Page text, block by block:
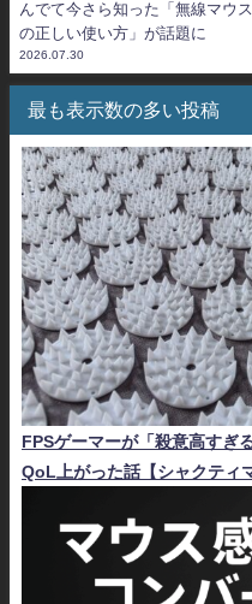
んでて今さら知った「無線マウス
の正しい使い方」が話題に
2026.07.30
最も表示数の多い投稿
FPSゲーマーが「殺意高すぎ
QoL上がった話【シャクティ